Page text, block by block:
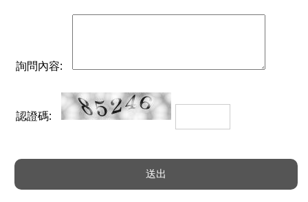
詢問內容:
認證碼: